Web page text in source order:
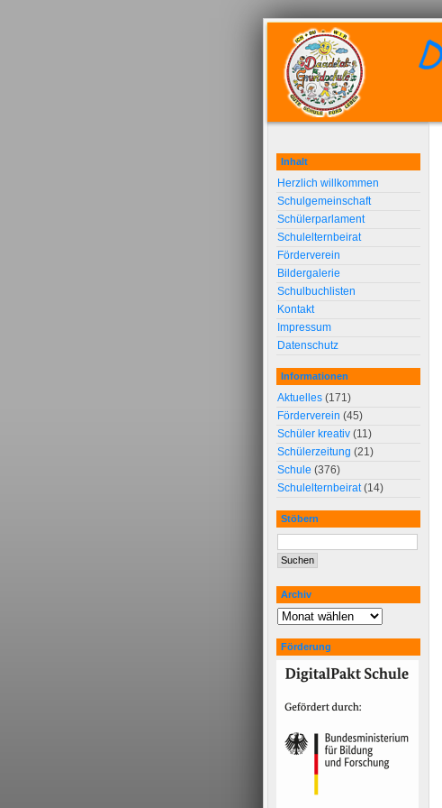
Inhalt
Herzlich willkommen
Schulgemeinschaft
Schülerparlament
Schulelternbeirat
Förderverein
Bildergalerie
Schulbuchlisten
Kontakt
Impressum
Datenschutz
Informationen
Aktuelles (171)
Förderverein (45)
Schüler kreativ (11)
Schülerzeitung (21)
Schule (376)
Schulelternbeirat(14)
Stöbern
Archiv
Förderung